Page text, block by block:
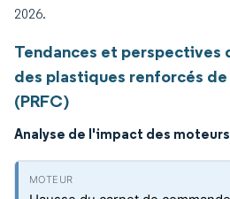
2026.
Tendances et perspectives
des plastiques renforcés
(PRFC)
Analyse de l'impact des moteurs